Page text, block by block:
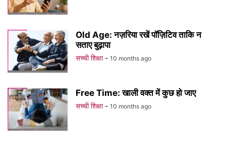
Old Age: नज़रिया रखें पॉज़िटिव ताकि न
सताए बुढ़ापा
सच्ची शिक्षा - 10 months ago
Free Time: खाली वक्त में कुछ हो जाए
सच्ची शिक्षा - 10 months ago